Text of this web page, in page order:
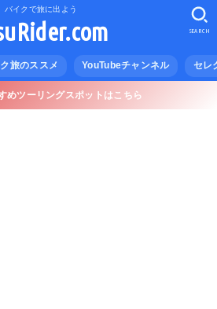
バイクで旅に出よう
旅のススメ YouTubeチャンネル セレ
SEARCH
めツーリングスポットはこちら